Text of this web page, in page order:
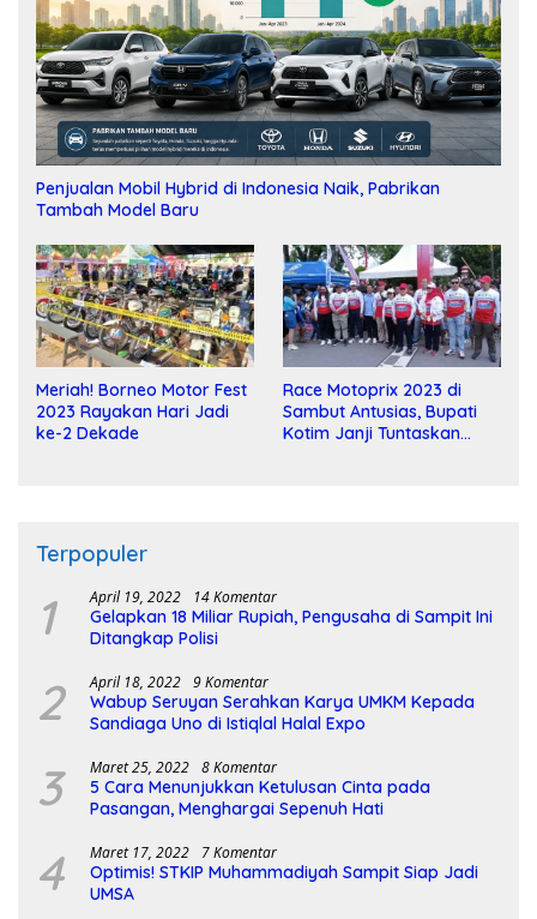
Penjualan Mobil Hybrid di Indonesia Naik, Pabrikan
Tambah Model Baru
Meriah! Borneo Motor Fest
2023 Rayakan Hari Jadi
ke-2 Dekade
Race Motoprix 2023 di
Sambut Antusias, Bupati
Kotim Janji Tuntaskan
Terpopuler
1 April 19, 2022 14 Komentar
Gelapkan 18 Miliar Rupiah, Pengusaha di Sampit Ini
Ditangkap Polisi
2 April 18, 2022 9 Komentar
Wabup Seruyan Serahkan Karya UMKM Kepada
Sandiaga Uno di Istiqlal Halal Expo
3 Maret 25, 2022 8 Komentar
5 Cara Menunjukkan Ketulusan Cinta pada
Pasangan, Menghargai Sepenuh Hati
4 Maret 17, 2022 7 Komentar
Optimis! STKIP Muhammadiyah Sampit Siap Jadi
UMSA